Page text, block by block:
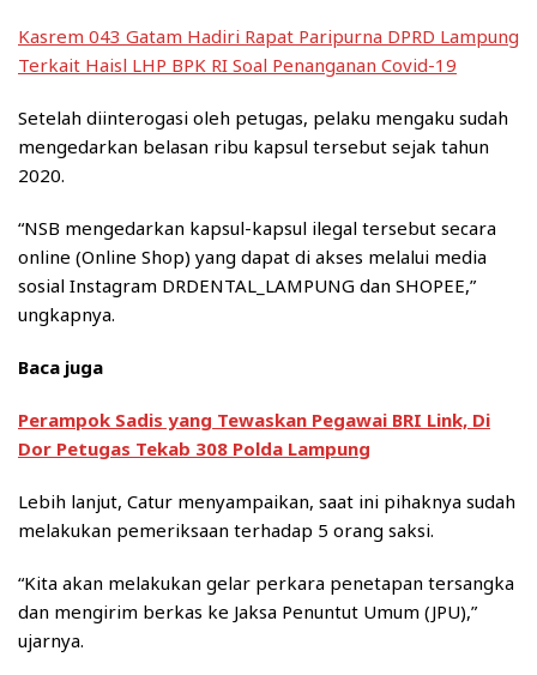
Kasrem 043 Gatam Hadiri Rapat Paripurna DPRD Lampung
Terkait Haisl LHP BPK RI Soal Penanganan Covid-19
Setelah diinterogasi oleh petugas, pelaku mengaku sudah
mengedarkan belasan ribu kapsul tersebut sejak tahun
2020.
“NSB mengedarkan kapsul-kapsul ilegal tersebut secara
online (Online Shop) yang dapat di akses melalui media
sosial Instagram DRDENTAL_LAMPUNG dan SHOPEE,”
ungkapnya.
Baca juga
Perampok Sadis yang Tewaskan Pegawai BRI Link, Di
Dor Petugas Tekab 308 Polda Lampung
Lebih lanjut, Catur menyampaikan, saat ini pihaknya sudah
melakukan pemeriksaan terhadap 5 orang saksi.
“Kita akan melakukan gelar perkara penetapan tersangka
dan mengirim berkas ke Jaksa Penuntut Umum (JPU),”
ujarnya.